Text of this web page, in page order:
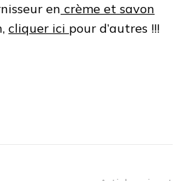
en crème et savon
cliquer ici pour d’autres !!!